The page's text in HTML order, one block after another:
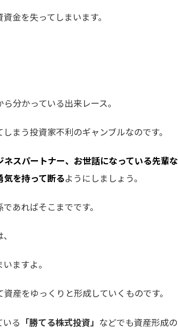
金を失ってしまいます。
分かっている出来レース。
まう投資家不利のギャンブルなのです。
スパートナー、お世話になっている先輩な
気を持って断るようにしましょう。
あればそこまでです。
ますよ。
産をゆっくりと形成していくものです。
る 「勝てる株式投資」 などでも資産形成の